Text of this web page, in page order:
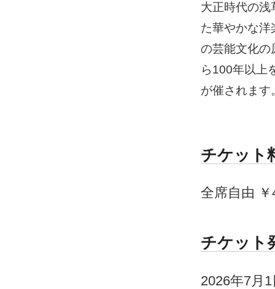
大正時代の浅
た華やかな洋
の芸能文化の
ら100年以上
が催されます
チケット
全席自由
チケット
2026年7月